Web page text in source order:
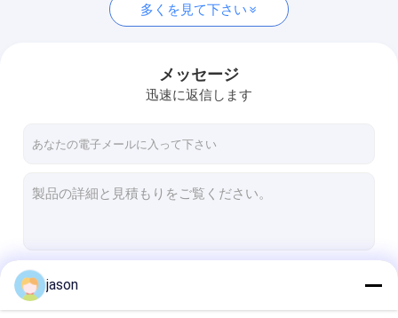
多くを見て下さい
メッセージ
迅速に返信します
jason